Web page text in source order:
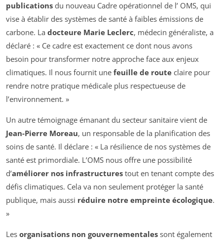
publications du nouveau Cadre opérationnel de l’ OMS, qui
vise à établir des systèmes de santé à faibles émissions de
carbone. La docteure Marie Leclerc, médecin généraliste, a
déclaré : « Ce cadre est exactement ce dont nous avons
besoin pour transformer notre approche face aux enjeux
climatiques. Il nous fournit une feuille de route claire pour
rendre notre pratique médicale plus respectueuse de
l’environnement. »
Un autre témoignage émanant du secteur sanitaire vient de
Jean-Pierre Moreau, un responsable de la planification des
soins de santé. Il déclare : « La résilience de nos systèmes de
santé est primordiale. L’OMS nous offre une possibilité
d’améliorer nos infrastructures tout en tenant compte des
défis climatiques. Cela va non seulement protéger la santé
publique, mais aussi réduire notre empreinte écologique.
»
Les organisations non gouvernementales sont également